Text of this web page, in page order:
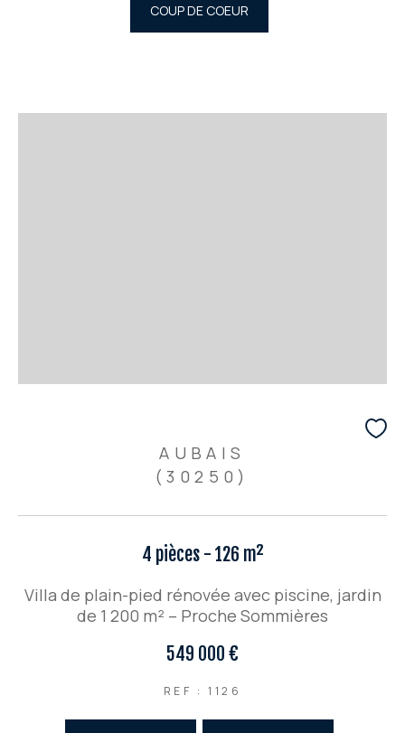
COUP DE COEUR
AUBAIS
(30250)
4 pièces - 126 m²
Villa de plain-pied rénovée avec piscine, jardin
de 1 200 m² – Proche Sommières
549 000 €
REF : 1126